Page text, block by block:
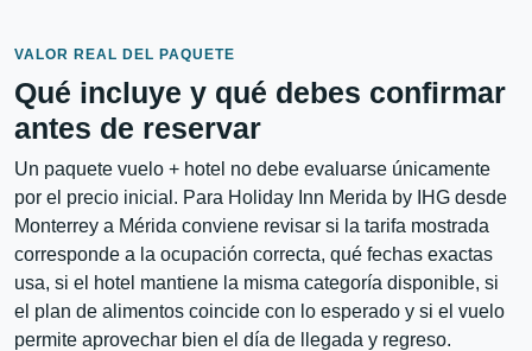
VALOR REAL DEL PAQUETE
Qué incluye y qué debes confirmar
antes de reservar
Un paquete vuelo + hotel no debe evaluarse únicamente
por el precio inicial. Para Holiday Inn Merida by IHG desde
Monterrey a Mérida conviene revisar si la tarifa mostrada
corresponde a la ocupación correcta, qué fechas exactas
usa, si el hotel mantiene la misma categoría disponible, si
el plan de alimentos coincide con lo esperado y si el vuelo
permite aprovechar bien el día de llegada y regreso.